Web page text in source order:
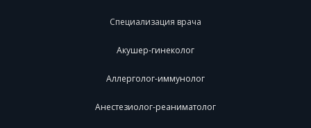
Специализация врача
Акушер-гинеколог
Аллерголог-иммунолог
Анестезиолог-реаниматолог